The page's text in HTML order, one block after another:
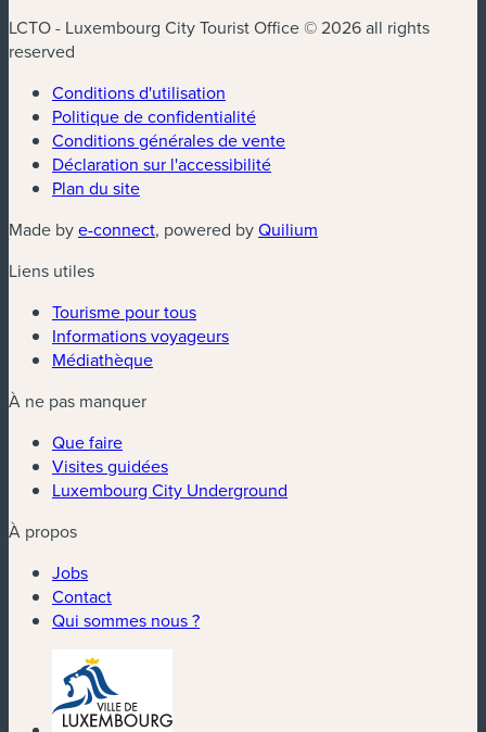
LCTO - Luxembourg City Tourist Office © 2026 all rights
reserved
Conditions d'utilisation
Politique de confidentialité
Conditions générales de vente
Déclaration sur l'accessibilité
Plan du site
Made bye-connect(nouvelle fenêtre)
, powered byQuilium
Liens utiles
Tourisme pour tous
Informations voyageurs
Médiathèque
À ne pas manquer
Que faire
Visites guidées
Luxembourg City Underground
À propos
Jobs
Contact
Qui sommes nous ?